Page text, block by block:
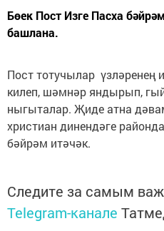
Бөек Пост Изге Пасха
башлана.
Пост тотучылар үзләренең
килеп, шәмнәр яндырып,
ныгыталар. Җиде атна
христиан динендәге
бәйрәм итәчәк.
Следите за самым
Telegram-канале